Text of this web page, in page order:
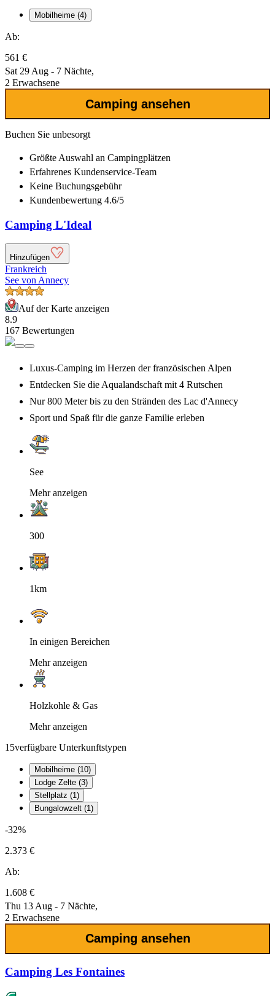
Mobilheime (4)
Ab:
561 €
Sat 29 Aug - 7 Nächte,
2 Erwachsene
Camping ansehen
Buchen Sie unbesorgt
Größte Auswahl an Campingplätzen
Erfahrenes Kundenservice-Team
Keine Buchungsgebühr
Kundenbewertung 4.6/5
Camping L'Ideal
Hinzufügen
Frankreich
See von Annecy
Auf der Karte anzeigen
8.9
167 Bewertungen
Luxus-Camping im Herzen der französischen Alpen
Entdecken Sie die Aqualandschaft mit 4 Rutschen
Nur 800 Meter bis zu den Stränden des Lac d'Annecy
Sport und Spaß für die ganze Familie erleben
See
Mehr anzeigen
300
1km
In einigen Bereichen
Mehr anzeigen
Holzkohle & Gas
Mehr anzeigen
15verfügbare Unterkunftstypen
Mobilheime (10)
Lodge Zelte (3)
Stellplatz (1)
Bungalowzelt (1)
-32%
2.373 €
Ab:
1.608 €
Thu 13 Aug - 7 Nächte,
2 Erwachsene
Camping ansehen
Camping Les Fontaines